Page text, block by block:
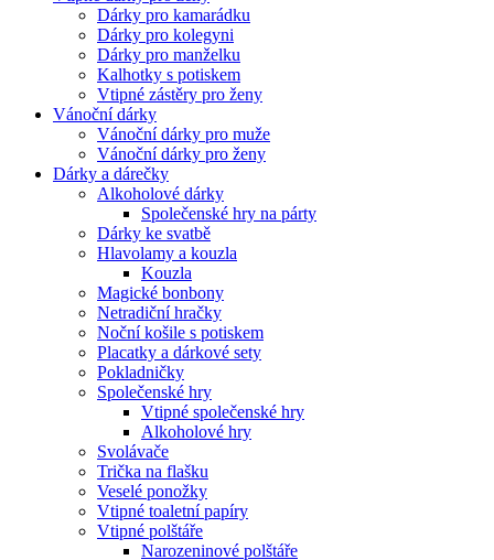
Dárky pro kamarádku
Dárky pro kolegyni
Dárky pro manželku
Kalhotky s potiskem
Vtipné zástěry pro ženy
Vánoční dárky
Vánoční dárky pro muže
Vánoční dárky pro ženy
Dárky a dárečky
Alkoholové dárky
Společenské hry na párty
Dárky ke svatbě
Hlavolamy a kouzla
Kouzla
Magické bonbony
Netradiční hračky
Noční košile s potiskem
Placatky a dárkové sety
Pokladničky
Společenské hry
Vtipné společenské hry
Alkoholové hry
Svolávače
Trička na flašku
Veselé ponožky
Vtipné toaletní papíry
Vtipné polštáře
Narozeninové polštáře